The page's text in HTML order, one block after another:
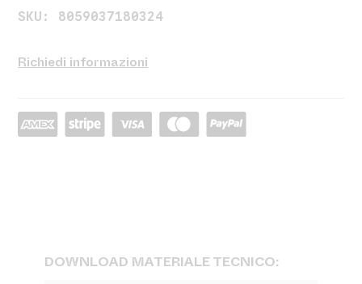
SKU: 8059037180324
Richiedi informazioni
DOWNLOAD MATERIALE TECNICO: